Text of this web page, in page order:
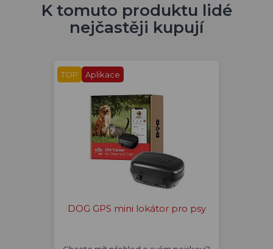
K tomuto produktu lidé
nejčastěji kupují
TOP Aplikace
DOG GPS mini lokátor pro psy